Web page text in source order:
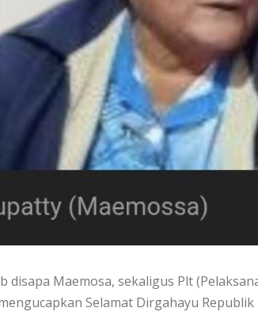
disapa Maemosa, sekaligus Plt
Selamat Dirgahayu